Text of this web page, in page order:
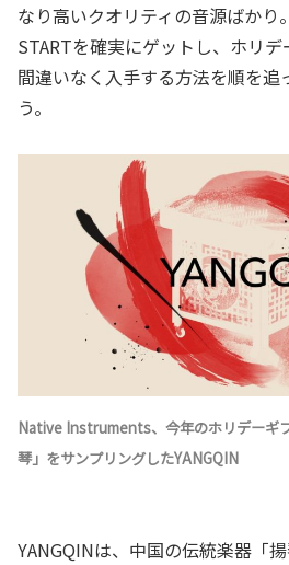
なり高いクオリティの音源ばかり
STARTを確実にゲットし、ホリデ
間違いなく入手する方法を順を追
う。
Native Instruments、今年のホリデーギ
琴」をサンプリングしたYANGQIN
YANGQINは、中国の伝統楽器「